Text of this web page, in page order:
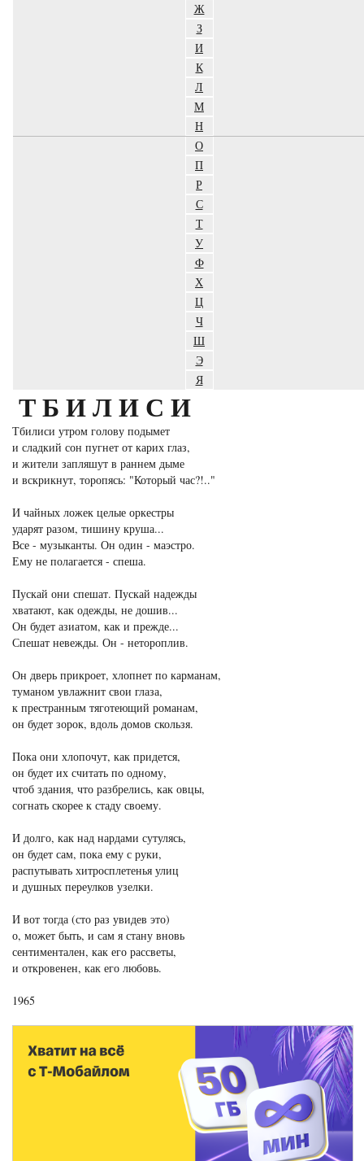
Ж
З
И
К
Л
М
Н
О
П
Р
С
Т
У
Ф
Х
Ц
Ч
Ш
Э
Я
ТБИЛИСИ
Тбилиси утром голову подымет
и сладкий сон пугнет от карих глаз,
и жители запляшут в раннем дыме
и вскрикнут, торопясь: "Который час?!.."
И чайных ложек целые оркестры
ударят разом, тишину круша...
Все - музыканты. Он один - маэстро.
Ему не полагается - спеша.
Пускай они спешат. Пускай надежды
хватают, как одежды, не дошив...
Он будет азиатом, как и прежде...
Спешат невежды. Он - нетороплив.
Он дверь прикроет, хлопнет по карманам,
туманом увлажнит свои глаза,
к престранным тяготеющий романам,
он будет зорок, вдоль домов скользя.
Пока они хлопочут, как придется,
он будет их считать по одному,
чтоб здания, что разбрелись, как овцы,
согнать скорее к стаду своему.
И долго, как над нардами сутулясь,
он будет сам, пока ему с руки,
распутывать хитросплетенья улиц
и душных переулков узелки.
И вот тогда (сто раз увидев это)
о, может быть, и сам я стану вновь
сентиментален, как его рассветы,
и откровенен, как его любовь.
1965